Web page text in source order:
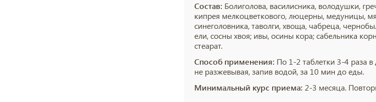
Состав: Болиголова, василисника, володушки,
кипрея мелкоцветкового, люцерны, медуницы,
синеголовника, таволги, хвоща, чабреца,
ели, сосны хвоя; ивы, осины кора; сабельника
стеарат.
Способ применения: По 1-2 таблетки 3-4 раза
не разжевывая, запив водой, за 10 мин до еды.
Минимальный курс приема: 2-3 месяца.